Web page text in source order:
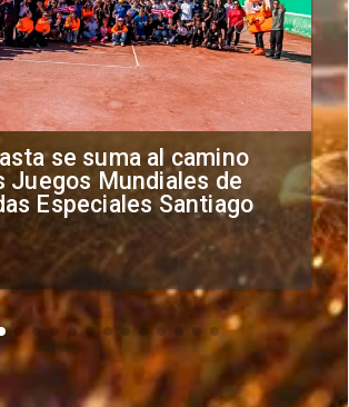
se suma al camino
Juegos Mundiales de
Especiales Santiago